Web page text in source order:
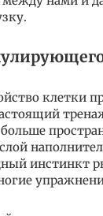
клетки
инстинкт